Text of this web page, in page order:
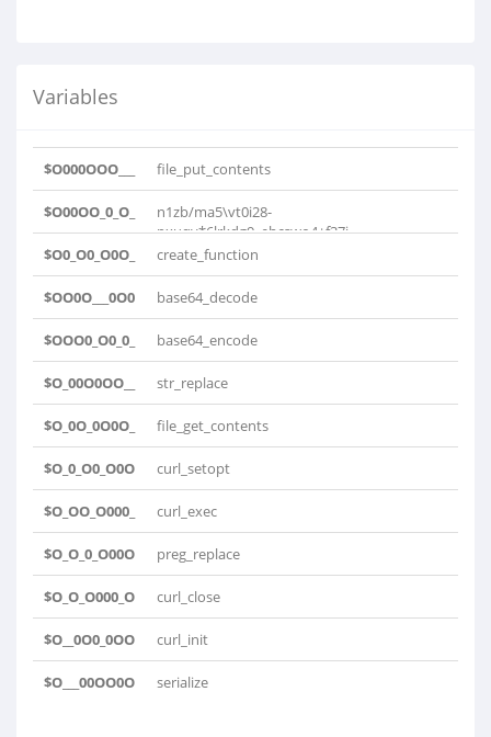
Variables
$O000OOO___ file_put_contents
$O00OO_0_O_
n1zb/ma5\vt0i28-
pxuqy*6lrkdg9_ehcswo4+f37j
$O0_O0_O0O_
create_function
$OO0O___0O0 base64_decode
$OOO0_O0_0_ base64_encode
$O_00O0OO__ str_replace
$O_0O_0O0O_ file_get_contents
$O_0_O0_O0O curl_setopt
$O_OO_O000_ curl_exec
$O_O_0_O00O preg_replace
$O_O_O000_O curl_close
$O__0O0_0OO curl_init
$O___00OO0O serialize